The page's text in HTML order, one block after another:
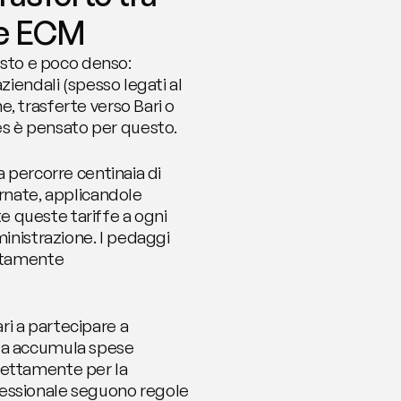
ECM
e poco denso:
(spesso legati al
trasferte verso Bari o
è pensato per questo.
percorre centinaia di
applicandole
queste tariffe a ogni
I pedaggi
a partecipare a
accumula spese
per la
seguono regole